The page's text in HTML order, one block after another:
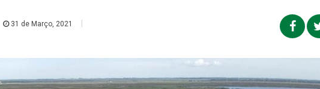
31 de Março, 2021 |